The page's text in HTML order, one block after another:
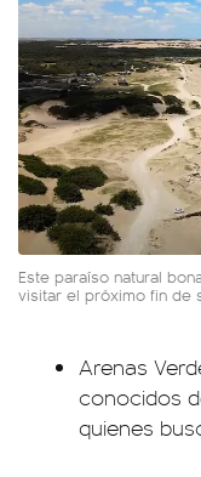
Este paraíso natural
visitar el próximo fin de
Arenas
conocidos
quienes